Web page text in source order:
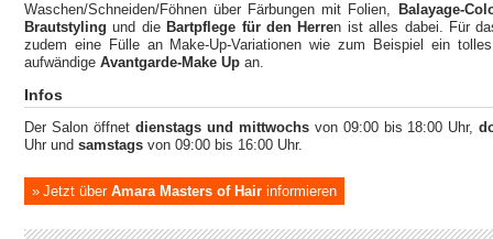
Waschen/Schneiden/Föhnen über Färbungen mit Folien, Balayage-
Brautstyling und dieBartpflege für den Herren ist alles dabei. Für
zudem eine Fülle an Make-Up-Variationen wie zum Beispiel ein
aufwändige Avantgarde-Make Up an.
Infos
Der Salon öffnet dienstags und mittwochsvon 09:00 bis 18:00 Uhr,
Uhr und samstags von 09:00 bis 16:00 Uhr.
Jetzt über Amara Masters of Hair informieren